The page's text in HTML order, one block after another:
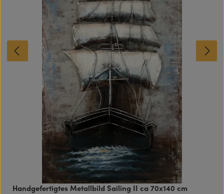
Handgefertigtes Metallbild Sailing II ca 70x140 cm